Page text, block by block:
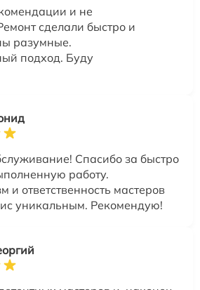
и не
сделали быстро и
разумные.
подход. Буду
Спасибо за быстро
работу.
и ответственность мастеров
уникальным. Рекомендую!